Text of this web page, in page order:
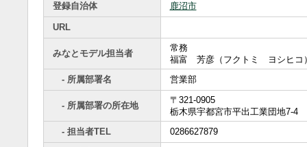
登録自治体 鹿沼市
URL
みなとモデル担当者
常務
福富 芳彦（フクトミ ヨシヒコ
- 所属部署名
営業部
- 所属部署の所在地
〒321-0905
栃木県宇都宮市平出工業団地7-4
- 担当者TEL
0286627879